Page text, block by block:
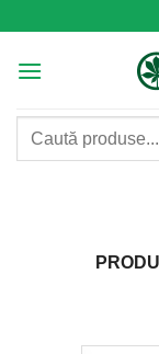
content
Caută